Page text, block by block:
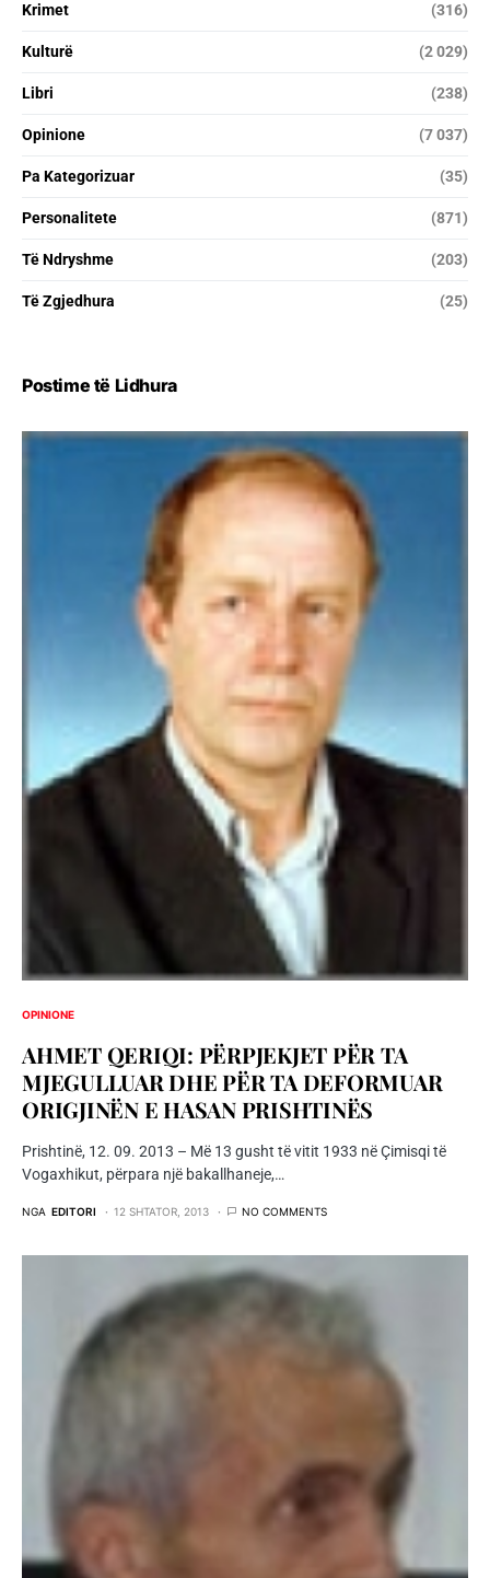
Krimet (316)
Kulturë (2 029)
Libri (238)
Opinione (7 037)
Pa Kategorizuar (35)
Personalitete (871)
Të Ndryshme (203)
Të Zgjedhura (25)
Postime të Lidhura
OPINIONE
AHMET QERIQI: PËRPJEKJET PËR TA
MJEGULLUAR DHE PËR TA DEFORMUAR
ORIGJINËN E HASAN PRISHTINËS
Prishtinë, 12. 09. 2013 – Më 13 gusht të vitit 1933 në Çimisqi të
Vogaxhikut, përpara një bakallhaneje,…
NGA EDITORI 12 SHTATOR, 2013 NO COMMENTS